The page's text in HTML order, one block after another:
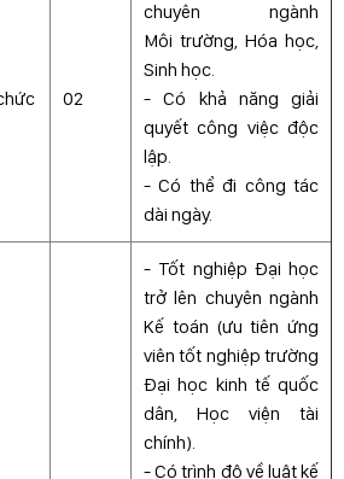
02
chuyên ngành
Môi trường, Hóa học,
Sinh học.
- Có khả năng giải
quyết công việc độc
lập.
- Có thể đi công tác
dài ngày.
- Tốt nghiệp Đại học
trở lên chuyên ngành
Kế toán (ưu tiên ứng
viên tốt nghiệp trường
Đại học kinh tế quốc
dân, Học viện tài
chính).
- Có trình độ về luật kế